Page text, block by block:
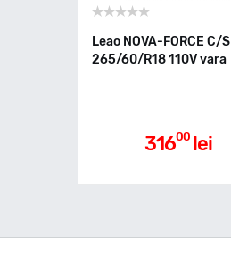
Leao NOVA-FORCE C/S
265/60/R18 110V vara
31600 lei